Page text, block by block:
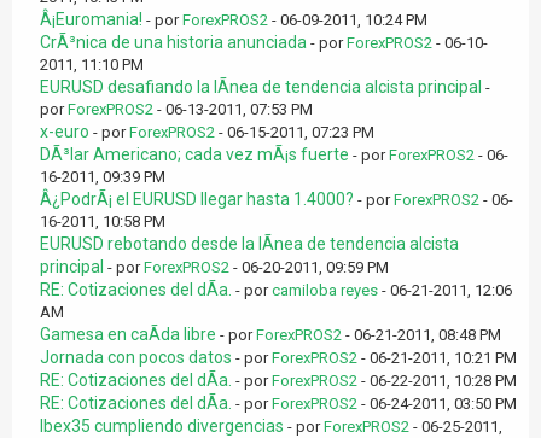
Â¡Euromania! - porForexPROS2 - 06-09-2011, 10:24 PM
CrÃ³nica de una historia anunciada - porForexPROS2 - 06-10-
2011, 11:10 PM
EURUSD desafiando la lÃ­nea de tendencia alcista principal -
porForexPROS2 - 06-13-2011, 07:53 PM
x-euro - porForexPROS2 - 06-15-2011, 07:23 PM
DÃ³lar Americano; cada vez mÃ¡s fuerte - porForexPROS2 - 06-
16-2011, 09:39 PM
Â¿PodrÃ¡ el EURUSD llegar hasta 1.4000? - porForexPROS2 - 06-
16-2011, 10:58 PM
EURUSD rebotando desde la lÃ­nea de tendencia alcista
principal - porForexPROS2 - 06-20-2011, 09:59 PM
RE: Cotizaciones del dÃ­a. - porcamiloba reyes - 06-21-2011, 12:06
AM
Gamesa en caÃ­da libre - porForexPROS2 - 06-21-2011, 08:48 PM
Jornada con pocos datos - porForexPROS2 - 06-21-2011, 10:21 PM
RE: Cotizaciones del dÃ­a. - porForexPROS2 - 06-22-2011, 10:28 PM
RE: Cotizaciones del dÃ­a. - porForexPROS2 - 06-24-2011, 03:50 PM
Ibex35 cumpliendo divergencias - porForexPROS2 - 06-25-2011,